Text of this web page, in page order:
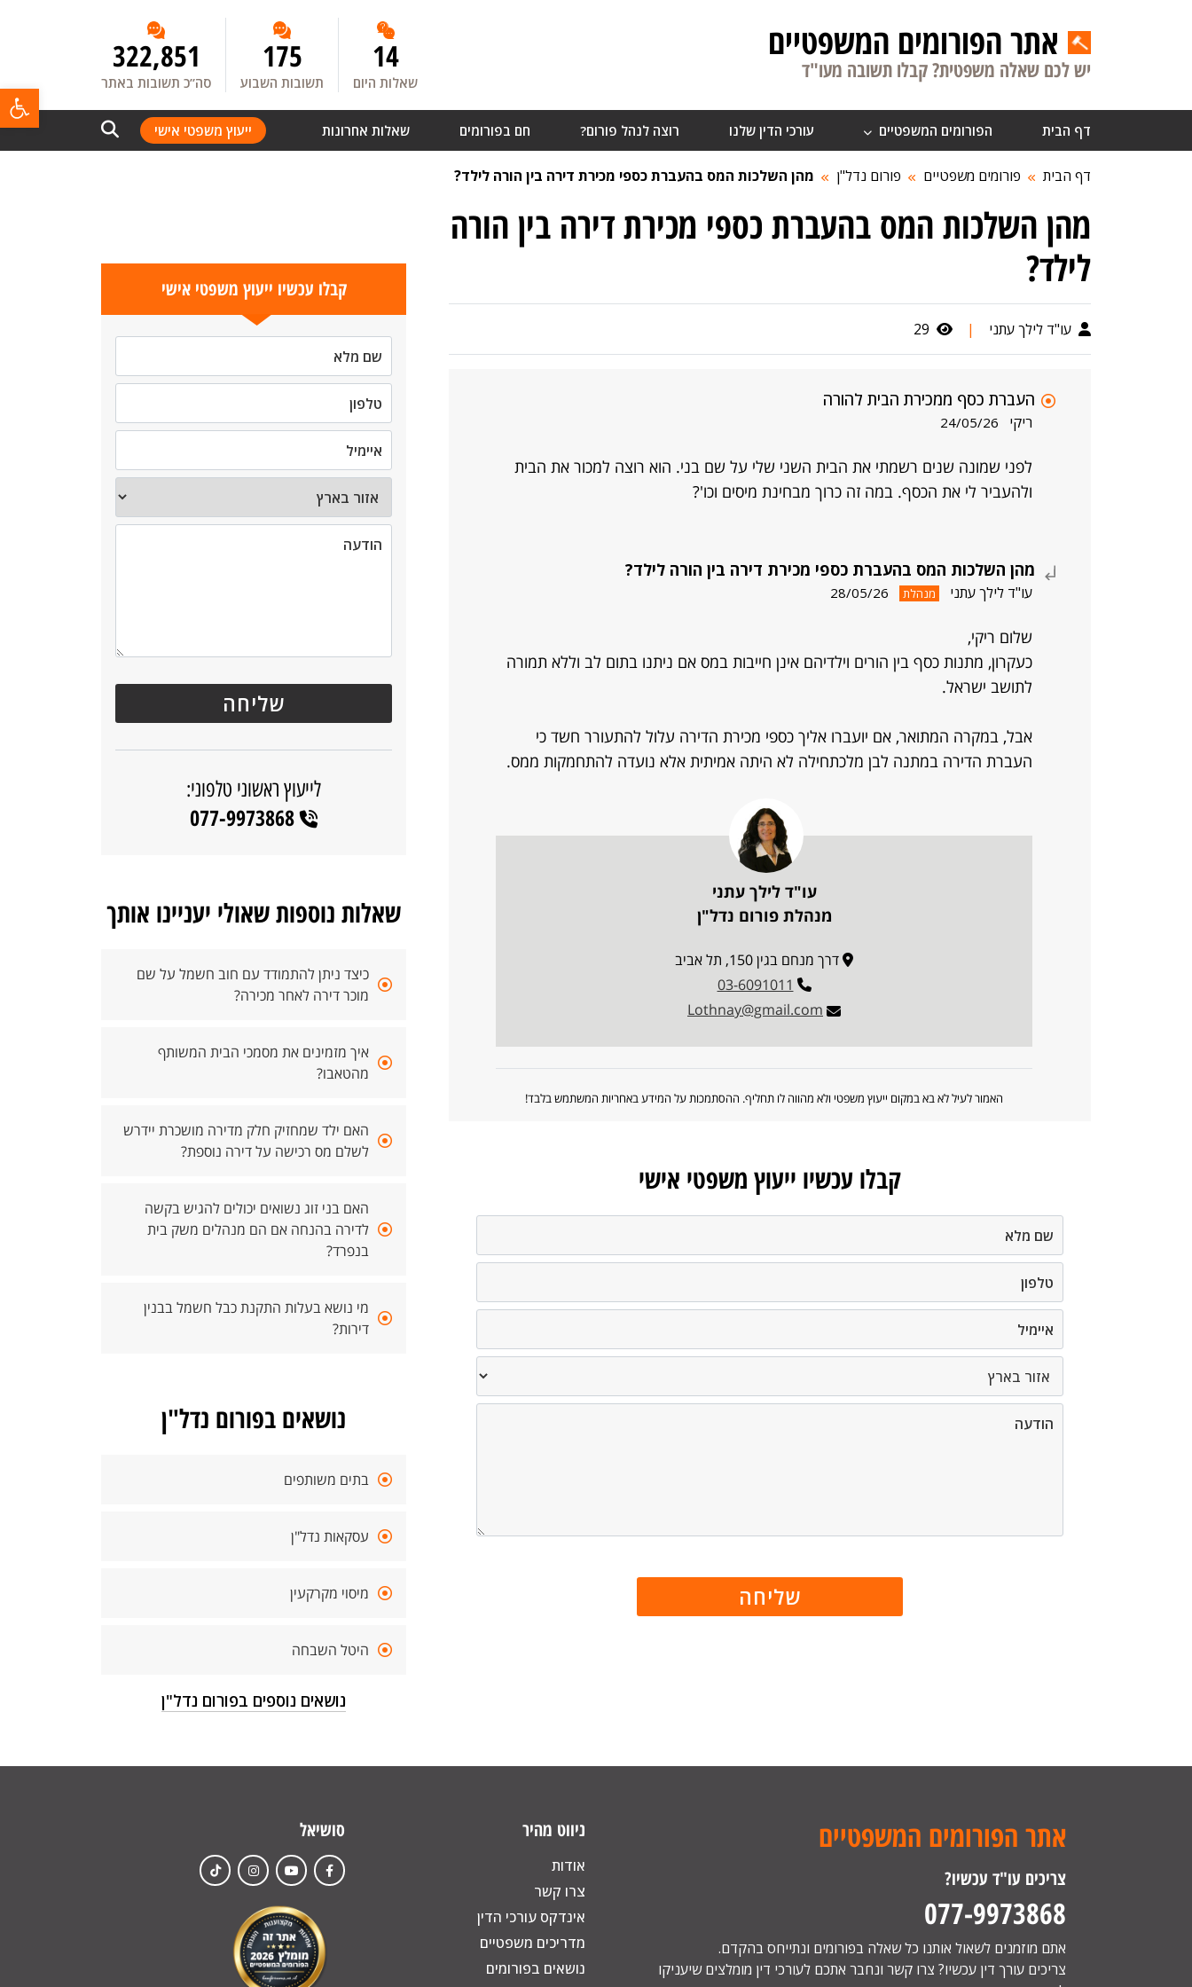
אתר הפורומים המשפטיים
יש לכם שאלה משפטית? קבלו תשובה מעו"ד 14
שאלות היום
175
תשובות השבוע
322,851
סה”כ תשובות באתר
דף הבית הפורומים המשפטיים עורכי הדין שלנו רוצה לנהל פורום? חם בפורומים שאלות אחרונות ייעוץ משפטי אישי
דף הבית פורומים משפטיים פורום נדל"ן מהן השלכות המס בהעברת כספי מכירת דירה בין הורה לילד?
מהן השלכות המס בהעברת כספי מכירת דירה בין הורה
לילד?
עו"ד לילך עתני |
29
העברת כסף ממכירת הבית להורה
ריקי 24/05/26
לפני שמונה שנים רשמתי את הבית השני שלי על שם בני. הוא רוצה למכור את הבית
ולהעביר לי את הכסף. במה זה כרוך מבחינת מיסים וכו'?
מהן השלכות המס בהעברת כספי מכירת דירה בין הורה לילד?
עו"ד לילך עתני מנהלת 28/05/26
שלום ריקי,
כעקרון, מתנות כסף בין הורים וילדיהם אינן חייבות במס אם ניתנו בתום לב וללא תמורה
לתושב ישראל.
אבל, במקרה המתואר, אם יועברו אליך כספי מכירת הדירה עלול להתעורר חשד כי
העברת הדירה במתנה לבן מלכתחילה לא היתה אמיתית אלא נועדה להתחמקות ממס.
עו"ד לילך עתני
מנהלת פורום נדל"ן
דרך מנחם בגין 150, תל אביב
03-6091011
Lothnay@gmail.com
האמור לעיל לא בא במקום ייעוץ משפטי ולא מהווה לו תחליף. ההסתמכות על המידע באחריות המשתמש בלבד!
קבלו עכשיו ייעוץ משפטי אישי
קבלו עכשיו ייעוץ משפטי אישי
לייעוץ ראשוני טלפוני:
077-9973868
שאלות נוספות שאולי יעניינו אותך
כיצד ניתן להתמודד עם חוב חשמל על שם
מוכר דירה לאחר מכירה?
איך מזמינים את מסמכי הבית המשותף
מהטאבו?
האם ילד שמחזיק חלק מדירה מושכרת יידרש
לשלם מס רכישה על דירה נוספת?
האם בני זוג נשואים יכולים להגיש בקשה
לדירה בהנחה אם הם מנהלים משק בית
בנפרד?
מי נושא בעלות התקנת כבל חשמל בבנין
דירות?
נושאים בפורום נדל"ן
בתים משותפים
עסקאות נדל"ן
מיסוי מקרקעין
היטל השבחה
נושאים נוספים בפורום נדל"ן
אתר הפורומים המשפטיים
צריכים עו"ד עכשיו?
077-9973868
אתם מוזמנים לשאול אותנו כל שאלה בפורומים ונתייחס בהקדם.
צריכים עורך דין עכשיו? צרו קשר ונחבר אתכם לעורכי דין מומלצים שיעניקו
ניווט מהיר
אודות
צרו קשר
אינדקס עורכי הדין
מדריכים משפטיים
נושאים בפורומים
סושיאל